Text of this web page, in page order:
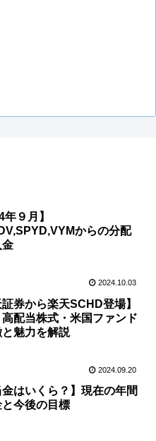
年９月】
からの分配
金
2024.10.03
証券から楽天SCHD登場】
配当株式・米国ファンド
魅力を解説
2024.09.20
金はいくら？】現在の年間
今後の目標